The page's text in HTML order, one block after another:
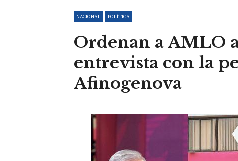
NACIONAL POLÍTICA
Ordenan a AMLO
entrevista con la
Afinogenova